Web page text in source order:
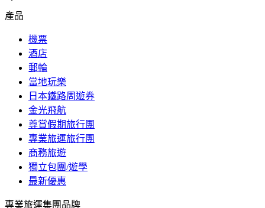
產品
機票
酒店
郵輪
當地玩樂
日本鐵路周遊券
金光飛航
尊賞假期旅行團
專業旅運旅行團
商務旅遊
獨立包團/遊學
最新優惠
專業旅運集團品牌